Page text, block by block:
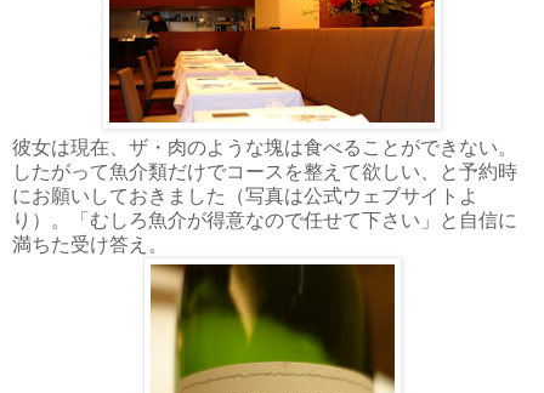
彼女は現在、ザ・肉のような塊は食べることができない。
したがって魚介類だけでコースを整えて欲しい、と予約時
にお願いしておきました（写真は公式ウェブサイトよ
り）。「むしろ魚介が得意なので任せて下さい」と自信に
満ちた受け答え。